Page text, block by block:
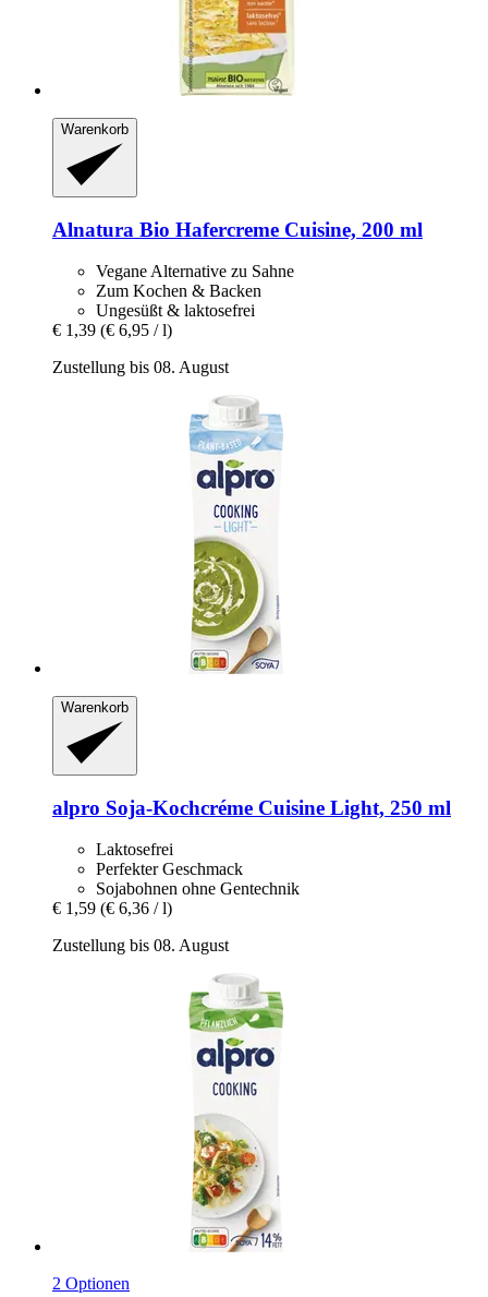
Warenkorb
Alnatura Bio Hafercreme Cuisine, 200 ml
Vegane Alternative zu Sahne
Zum Kochen & Backen
Ungesüßt & laktosefrei
€ 1,39 (€ 6,95 / l)
Zustellung bis 08. August
Warenkorb
alpro Soja-​Kochcréme Cuisine Light, 250 ml
Laktosefrei
Perfekter Geschmack
Sojabohnen ohne Gentechnik
€ 1,59 (€ 6,36 / l)
Zustellung bis 08. August
2 Optionen